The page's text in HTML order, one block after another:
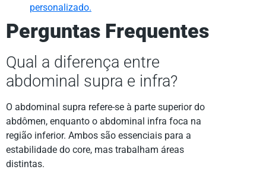
personalizado.
Perguntas Frequentes
Qual a diferença entre
abdominal supra e infra?
O abdominal supra refere-se à parte superior do
abdômen, enquanto o abdominal infra foca na
região inferior. Ambos são essenciais para a
estabilidade do core, mas trabalham áreas
distintas.